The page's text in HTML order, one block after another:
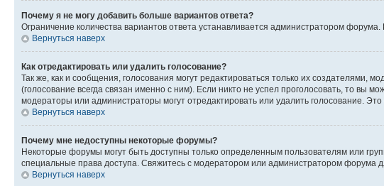
Почему я не могу добавить больше вариантов ответа?
Ограничение количества вариантов ответа устанавливается администратором
Вернуться наверх
Как отредактировать или удалить голосование?
Так же, как и сообщения, голосования могут редактироваться только их
(голосование всегда связан именно с ним). Если никто не успел проголосовать, то вы
модераторы или администраторы могут отредактировать или удалить голосование.
Вернуться наверх
Почему мне недоступны некоторые форумы?
Некоторые форумы могут быть доступны только определенным пользователям или
специальные права доступа. Свяжитесь с модератором или администратором форума
Вернуться наверх